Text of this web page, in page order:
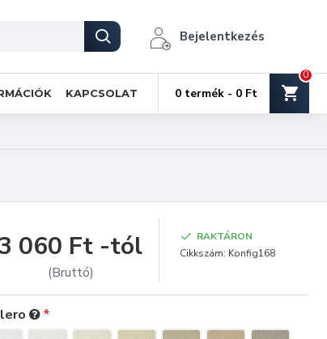
Bejelentkezés
KAPCSOLAT 0 termék - 0 Ft
0
060 Ft -tól
(Bruttó)
RAKTÁRON
Cikkszám: Konfig168